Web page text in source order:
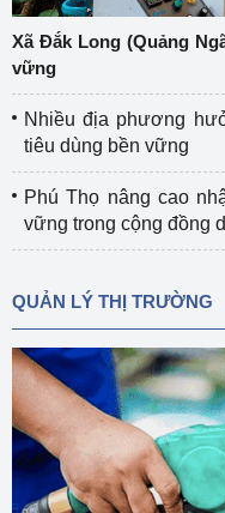
Xã Đắk Long (Quảng
vững
Nhiều địa phương
tiêu dùng bền vững
Phú Thọ nâng cao
vững trong cộng đồng
QUẢN LÝ THỊ TRƯỜNG